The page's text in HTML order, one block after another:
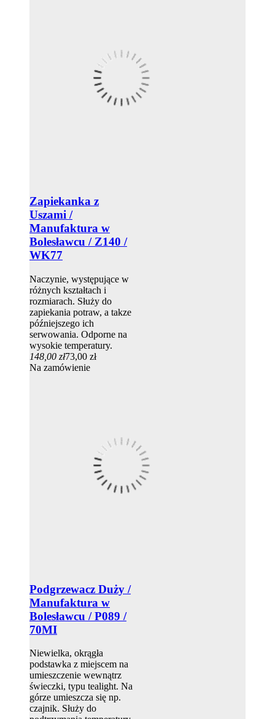
Zapiekanka z
Uszami /
Manufaktura w
Bolesławcu / Z140 /
WK77
Naczynie, występujące w
różnych kształtach i
rozmiarach. Służy do
zapiekania potraw, a takze
późniejszego ich
serwowania. Odporne na
wysokie temperatury.
148,00 zł73,00 zł
Na zamówienie
Podgrzewacz Duży /
Manufaktura w
Bolesławcu / P089 /
70MI
Niewielka, okrągła
podstawka z miejscem na
umieszczenie wewnątrz
świeczki, typu tealight. Na
górze umieszcza się np.
czajnik. Służy do